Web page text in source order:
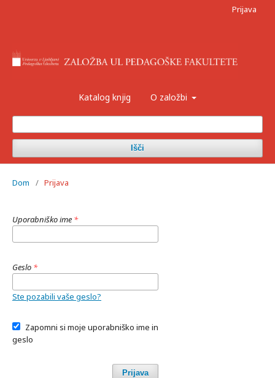
Katalog knjig O založbi
Išči
Prijava
Dom / Prijava
Uporabniško ime *
Geslo *
Ste pozabili vaše geslo?
Zapomni si moje uporabniško ime in
geslo
Prijava